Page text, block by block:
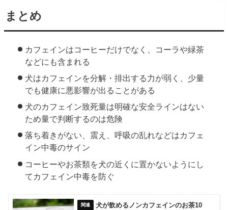
まとめ
カフェインはコーヒーだけでなく、コーラや緑茶
などにも含まれる
犬はカフェインを分解・排出する力が弱く、少量
でも健康に悪影響が出ることがある
犬のカフェイン致死量は明確な安全ラインはない
ため量で判断するのは危険
落ち着きがない、震え、呼吸の乱れなどはカフェ
イン中毒のサイン
コーヒーやお茶類を犬の近くに置かないようにし
てカフェイン中毒を防ぐ
犬が飲めるノンカフェインのお茶10